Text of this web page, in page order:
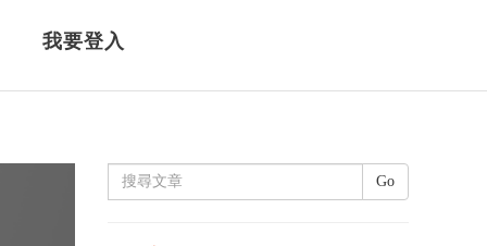
我要登入
Go